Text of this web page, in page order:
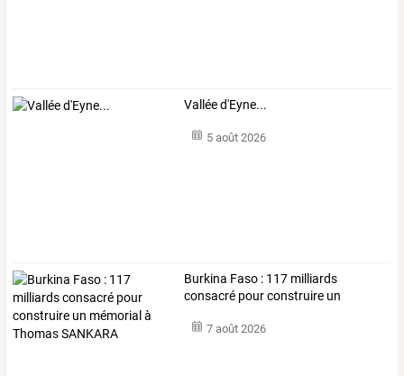
Vallée d'Eyne...
5 août 2026
Burkina Faso : 117 milliards
consacré pourconstruire un
7 août 2026